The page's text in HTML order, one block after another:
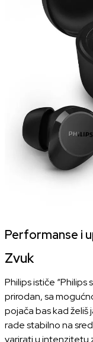
Performanse i
Zvuk
Philips ističe
prirodan, sa
pojača bas kad želiš
rade stabilno na
varirati u intenzitetu